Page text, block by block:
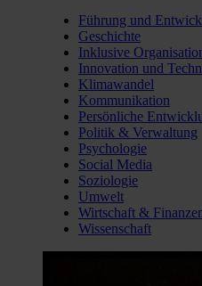
Führung und
Geschichte
Inklusive
Innovation und
Klimawandel
Kommunikation
Persönliche
Politik & Verwaltung
Psychologie
Social Media
Soziologie
Umwelt
Wirtschaft &
Wissenschaft